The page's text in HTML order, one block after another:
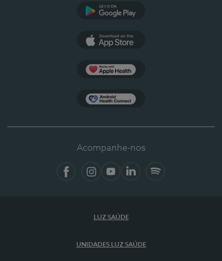
Acompanhe-nos
LUZ SAÚDE
UNIDADES LUZ SAÚDE